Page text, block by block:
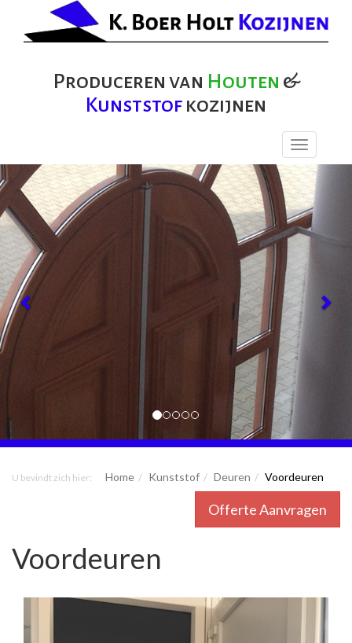
Produceren van Houten &
Kunststof kozijnen
Toggle
navigation
U bevindt zich hier: Home Kunststof Deuren Voordeuren
Offerte Aanvragen
Voordeuren